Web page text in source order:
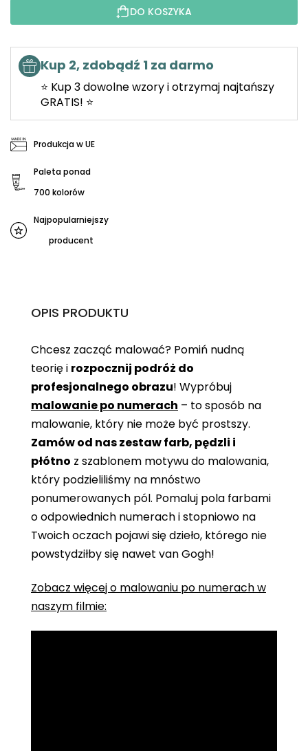
DO KOSZYKA
Kup 2, zdobądź 1 za darmo
⭐ Kup 3 dowolne wzory i otrzymaj najtańszy
GRATIS! ⭐
Produkcja w UE
Paleta ponad
700 kolorów
Najpopularniejszy
producent
OPIS PRODUKTU
Chcesz zacząć malować? Pomiń nudną
teorię i rozpocznij podróż do
profesjonalnego obrazu! Wypróbuj
malowanie po numerach – to sposób na
malowanie, który nie może być prostszy.
Zamów od nas zestaw farb, pędzli i
płótno z szablonem motywu do malowania,
który podzieliliśmy na mnóstwo
ponumerowanych pól. Pomaluj pola farbami
o odpowiednich numerach i stopniowo na
Twoich oczach pojawi się dzieło, którego nie
powstydziłby się nawet van Gogh!
Zobacz więcej o malowaniu po numerach w
naszym filmie: